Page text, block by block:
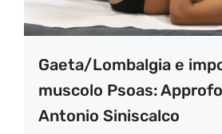
Gaeta/Lombalgia e
muscolo Psoas:
Antonio Siniscalco